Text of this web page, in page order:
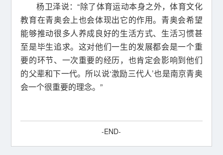
杨卫泽说：“除了体育运动本身之外，体育文化
教育在青奥会上也会体现出它的作用。青奥会希望
能够推动很多人养成良好的生活方式、生活习惯甚
至是毕生追求。这对他们一生的发展都会是一个重
要的环节、一次重要的经历，也肯定会影响到他们
的父辈和下一代。所以说‘激励三代人’也是南京青奥
会一个很重要的理念。”
-END-